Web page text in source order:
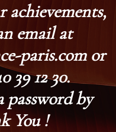
achievements,
email at
paris.com or
39 12 30.
password by
You !